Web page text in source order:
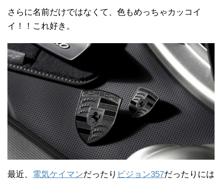
さらに名前だけではなくて、色もめっちゃカッコイ
イ！！これ好き。
最近、 電気ケイマンだったり ビジョン357だったりには